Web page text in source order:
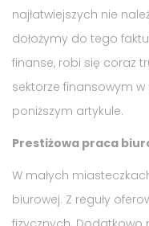
najłatwiejszych nie
dołożymy do tego
finanse, robi się coraz
sektorze finansowym
poniższym artykule.
Prestiżowa praca
W małych
biurowej. Z reguły